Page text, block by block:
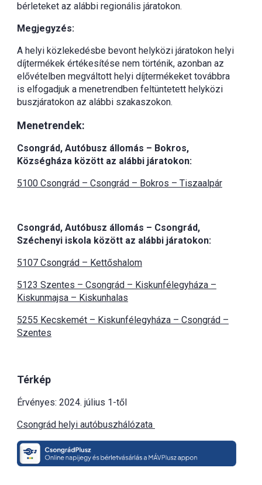
bérleteket az alábbi regionális járatokon.
Megjegyzés:
A helyi közlekedésbe bevont helyközi járatokon helyi
díjtermékek értékesítése nem történik, azonban az
elővételben megváltott helyi díjtermékeket továbbra
is elfogadjuk a menetrendben feltüntetett helyközi
buszjáratokon az alábbi szakaszokon.
Menetrendek:
Csongrád, Autóbusz állomás – Bokros,
Községháza között az alábbi járatokon:
5100 Csongrád – Csongrád – Bokros – Tiszaalpár
Csongrád, Autóbusz állomás – Csongrád,
Széchenyi iskola között az alábbi járatokon:
5107 Csongrád – Kettőshalom
5123 Szentes – Csongrád – Kiskunfélegyháza –
Kiskunmajsa – Kiskunhalas
5255 Kecskemét – Kiskunfélegyháza – Csongrád –
Szentes
Térkép
Érvényes: 2024. július 1-től
Csongrád helyi autóbuszhálózata